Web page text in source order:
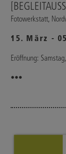
Fotowerkstatt,
15. März -
Eröffnung:
•••